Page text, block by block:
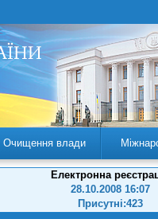
Очищення влади
Електронна
28.10.2008 16:07
Присутні:423